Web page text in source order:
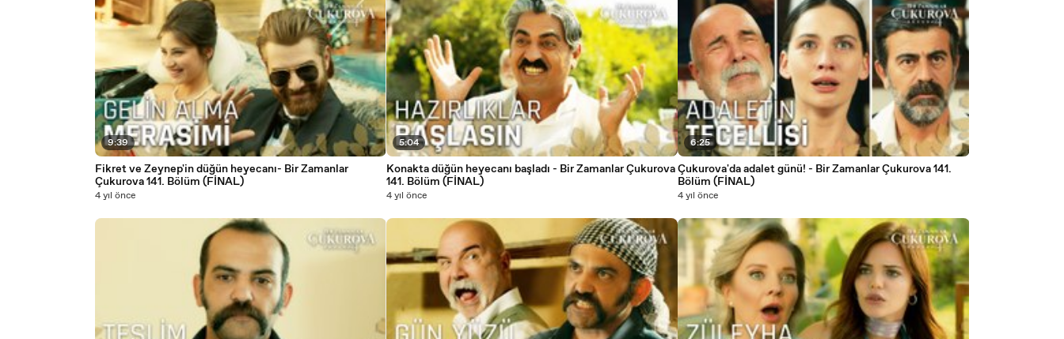
9:39
Fikret ve Zeynep'in düğün heyecanı- Bir Zamanlar
Çukurova 141. Bölüm (FİNAL)
4 yıl önce
5:04
Konakta düğün heyecanı başladı - Bir Zamanlar Çukurova
141. Bölüm (FİNAL)
4 yıl önce
6:25
Çukurova'da adalet günü! - Bir Zamanlar Çukurova 141.
Bölüm (FİNAL)
4 yıl önce